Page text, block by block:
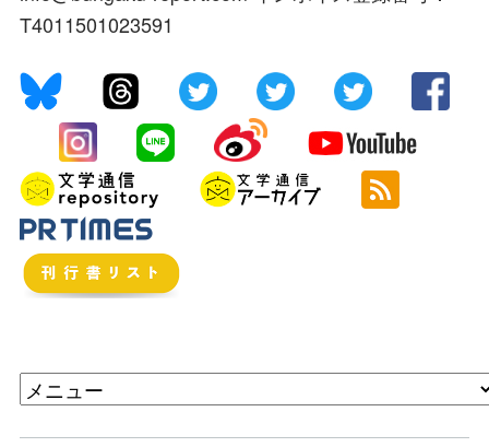
T4011501023591